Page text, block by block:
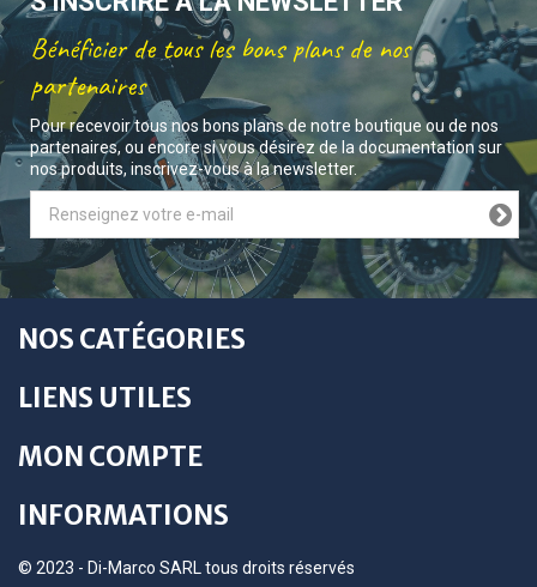
Bénéficier de tous les bons plans de nos
partenaires
Pour recevoir tous nos bons plans de notre boutique ou de nos
partenaires, ou encore si vous désirez de la documentation sur
nos produits, inscrivez-vous à la newsletter.
NOS CATÉGORIES
LIENS UTILES
MON COMPTE
INFORMATIONS
© 2023 - Di-Marco SARL tous droits réservés